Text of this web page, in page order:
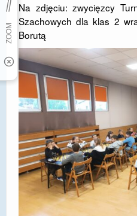
Na zdjęciu: zwycięzcy
Szachowych dla klas 2
Borutą